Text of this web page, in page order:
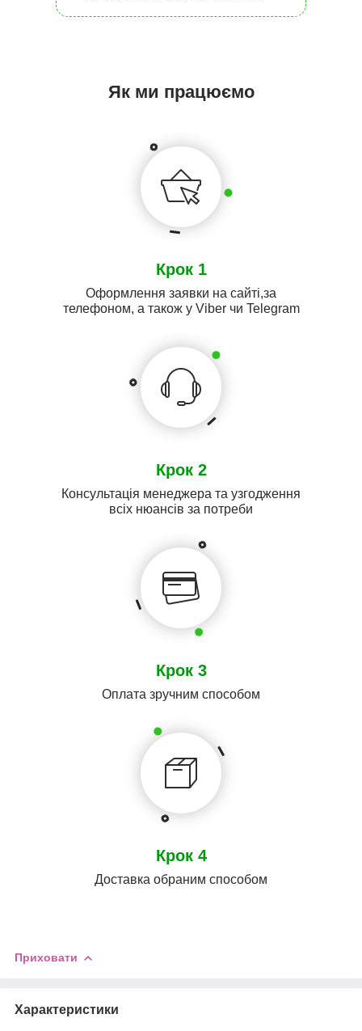
Як ми працюємо
Крок 1
Оформлення заявки на сайті,за
телефоном, а також у Viber чи Telegram
Крок 2
Консультація менеджера та узгодження
всіх нюансів за потреби
Крок 3
Оплата зручним способом
Крок 4
Доставка обраним способом
Приховати
Характеристики